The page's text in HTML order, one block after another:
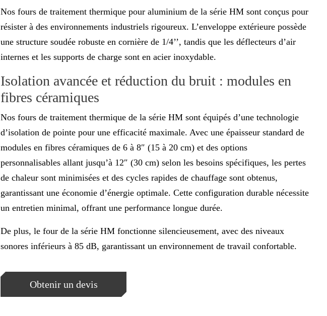
Nos fours de traitement thermique pour aluminium de la série HM sont conçus pour
résister à des environnements industriels rigoureux. L’enveloppe extérieure possède
une structure soudée robuste en cornière de 1/4’’, tandis que les déflecteurs d’air
internes et les supports de charge sont en acier inoxydable.
Isolation avancée et réduction du bruit : modules en
fibres céramiques
Nos fours de traitement thermique de la série HM sont équipés d’une technologie
d’isolation de pointe pour une efficacité maximale. Avec une épaisseur standard de
modules en fibres céramiques de 6 à 8″ (15 à 20 cm) et des options
personnalisables allant jusqu’à 12″ (30 cm) selon les besoins spécifiques, les pertes
de chaleur sont minimisées et des cycles rapides de chauffage sont obtenus,
garantissant une économie d’énergie optimale. Cette configuration durable nécessite
un entretien minimal, offrant une performance longue durée.
De plus, le four de la série HM fonctionne silencieusement, avec des niveaux
sonores inférieurs à 85 dB, garantissant un environnement de travail confortable.
Obtenir un devis